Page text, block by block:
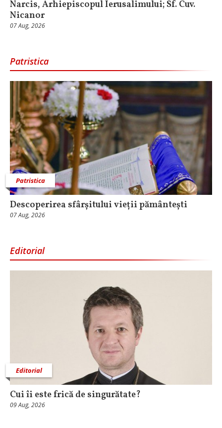
Narcis, Arhiepiscopul Ierusalimului; Sf. Cuv.
Nicanor
07 Aug, 2026
Patristica
Patristica
Descoperirea sfârșitului vieții pământești
07 Aug, 2026
Editorial
Editorial
Cui îi este frică de singurătate?
09 Aug, 2026